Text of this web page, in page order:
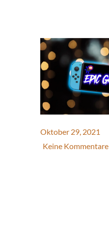
Oktober 29, 2021
Keine Kommentare